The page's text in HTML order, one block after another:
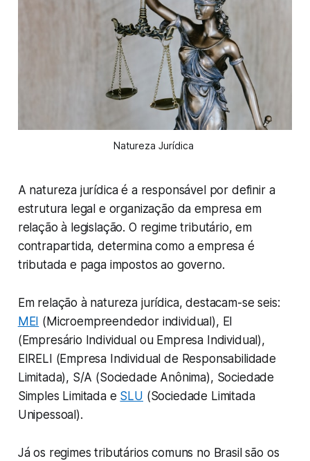
Natureza Jurídica
A natureza jurídica é a responsável por definir a
estrutura legal e organização da empresa em
relação à legislação. O regime tributário, em
contrapartida, determina como a empresa é
tributada e paga impostos ao governo.
Em relação à natureza jurídica, destacam-se seis:
MEI (Microempreendedor individual), EI
(Empresário Individual ou Empresa Individual),
EIRELI (Empresa Individual de Responsabilidade
Limitada), S/A (Sociedade Anônima), Sociedade
Simples Limitada e SLU (Sociedade Limitada
Unipessoal).
Já os regimes tributários comuns no Brasil são os